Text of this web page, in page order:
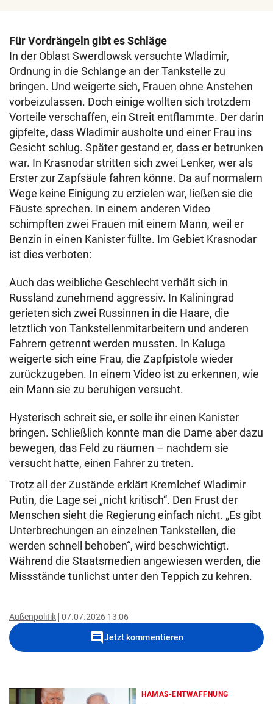
Für Vordrängeln gibt es Schläge
In der Oblast Swerdlowsk versuchte Wladimir,
Ordnung in die Schlange an der Tankstelle zu
bringen. Und weigerte sich, Frauen ohne Anstehen
vorbeizulassen. Doch einige wollten sich trotzdem
Vorteile verschaffen, ein Streit entflammte. Der darin
gipfelte, dass Wladimir ausholte und einer Frau ins
Gesicht schlug. Später gestand er, dass er betrunken
war. In Krasnodar stritten sich zwei Lenker, wer als
Erster zur Zapfsäule fahren könne. Da auf normalem
Wege keine Einigung zu erzielen war, ließen sie die
Fäuste sprechen. In einem anderen Video
schimpften zwei Frauen mit einem Mann, weil er
Benzin in einen Kanister füllte. Im Gebiet Krasnodar
ist dies verboten:
Auch das weibliche Geschlecht verhält sich in
Russland zunehmend aggressiv. In Kaliningrad
gerieten sich zwei Russinnen in die Haare, die
letztlich von Tankstellenmitarbeitern und anderen
Fahrern getrennt werden mussten. In Kaluga
weigerte sich eine Frau, die Zapfpistole wieder
zurückzugeben. In einem Video ist zu erkennen, wie
ein Mann sie zu beruhigen versucht.
Hysterisch schreit sie, er solle ihr einen Kanister
bringen. Schließlich konnte man die Dame aber dazu
bewegen, das Feld zu räumen – nachdem sie
versucht hatte, einen Fahrer zu treten.
Trotz all der Zustände erklärt Kremlchef Wladimir
Putin, die Lage sei „nicht kritisch“. Den Frust der
Menschen sieht die Regierung einfach nicht. „Es gibt
Unterbrechungen an einzelnen Tankstellen, die
werden schnell behoben“, wird beschwichtigt.
Während die Staatsmedien angewiesen werden, die
Missstände tunlichst unter den Teppich zu kehren.
Außenpolitik 07.07.2026 13:06
commentJetzt kommentieren
HAMAS-ENTWAFFNUNG